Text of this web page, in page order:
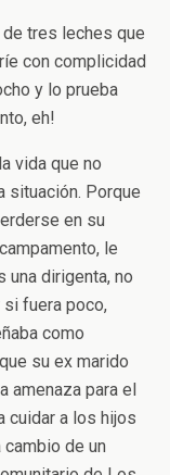
de tres leches que
con complicidad
y lo prueba
eh!
vida que no
situación. Porque
en su
le
una dirigenta, no
si fuera poco,
como
su ex marido
amenaza para el
cuidar a los hijos
de un